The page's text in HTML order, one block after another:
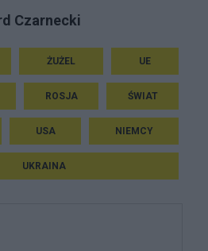
Czarnecki
ŻUŻEL UE
ROSJA ŚWIAT
USA NIEMCY
UKRAINA